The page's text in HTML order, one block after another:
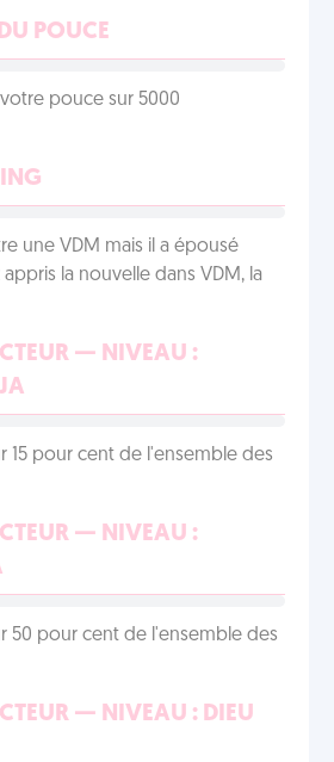
POUCE
pouce sur 5000
une VDM mais il a épousé
appris la nouvelle dans VDM, la
— NIVEAU :
15 pour cent de l'ensemble des
— NIVEAU :
50 pour cent de l'ensemble des
— NIVEAU : DIEU